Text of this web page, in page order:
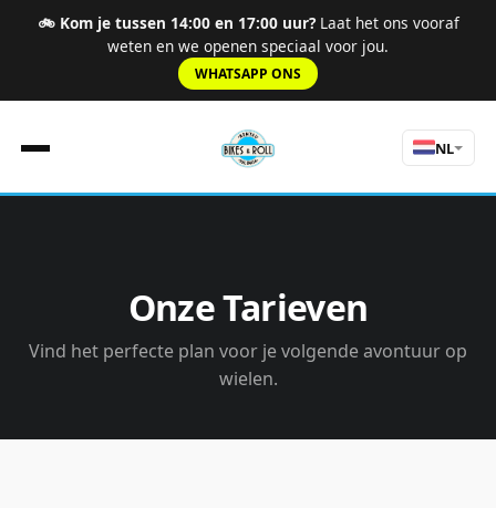
🚲 Kom je tussen 14:00 en 17:00 uur?Laat het ons vooraf
weten en we openen speciaal voor jou.
WHATSAPP ONS
Routes
nav.tours
NL
Onze Tarieven
Vind het perfecte plan voor je volgende avontuur op
wielen.